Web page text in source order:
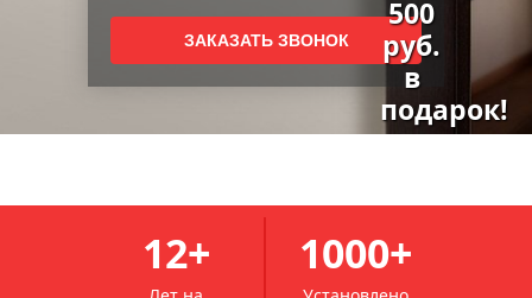
ремонт металлических дверей
ремонт наличника двери
ремонт и монтаж дверей
ремонт внешних дверей
ремонт полотна двери
ремонт дверей в москве
ремонт просевшей двери
реставрация межкомнатных дверей из дерева
реставрация и покраска дверей
12+ 1000+